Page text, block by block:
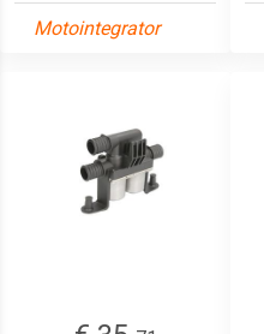
Motointegrator